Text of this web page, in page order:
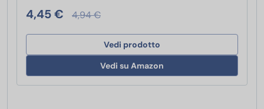
4,45 € 4,94 €
Vedi prodotto
Vedi su Amazon